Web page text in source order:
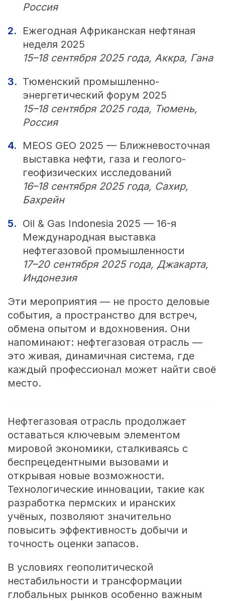
Россия
Ежегодная Африканская нефтяная
неделя 2025
15–18 сентября 2025 года, Аккра, Гана
Тюменский промышленно-
энергетический форум 2025
15–18 сентября 2025 года, Тюмень,
Россия
MEOS GEO 2025 — Ближневосточная
выставка нефти, газа и геолого-
геофизических исследований
16–18 сентября 2025 года, Сахир,
Бахрейн
Oil & Gas Indonesia 2025 — 16-я
Международная выставка
нефтегазовой промышленности
17–20 сентября 2025 года, Джакарта,
Индонезия
Эти мероприятия — не просто деловые
события, а пространство для встреч,
обмена опытом и вдохновения. Они
напоминают: нефтегазовая отрасль —
это живая, динамичная система, где
каждый профессионал может найти своё
место.
Нефтегазовая отрасль продолжает
оставаться ключевым элементом
мировой экономики, сталкиваясь с
беспрецедентными вызовами и
открывая новые возможности.
Технологические инновации, такие как
разработка пермских и иранских
учёных, позволяют значительно
повысить эффективность добычи и
точность оценки запасов.
В условиях геополитической
нестабильности и трансформации
глобальных рынков особенно важным